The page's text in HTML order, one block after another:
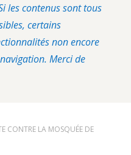
les contenus sont tous
certains
non encore
Merci de
CONTRE LA MOSQUÉE DE